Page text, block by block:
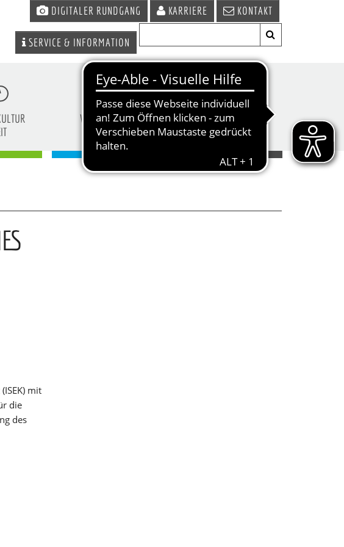
DIGITALER RUNDGANG KARRIERE KONTAKT
SERVICE & INFORMATION
WIRTSCHAFT &
STANDORT
TERMINE &
VERANSTALTUNGEN
mit
die
des